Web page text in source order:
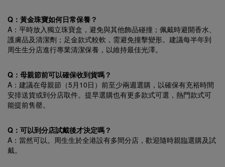
Q：黃金珠寶如何日常保養？
A：平時放入獨立珠寶盒，避免與其他飾品碰撞；佩戴時避開香水、
護膚品及清潔劑；足金款式較軟，需避免撞擊變形。建議每半年到
周生生分店進行專業清潔保養，以維持最佳光澤。
Q：母親節前可以確保收到貨嗎？
A：建議在母親節（5月10日）前至少兩週選購，以確保有充裕時間
安排送貨或到分店取件。提早選購也有更多款式可選，熱門款式可
能提前售罄。
Q：可以到分店試戴後才決定嗎？
A：當然可以。周生生於全港設有多間分店，歡迎隨時親臨選購及試
戴。